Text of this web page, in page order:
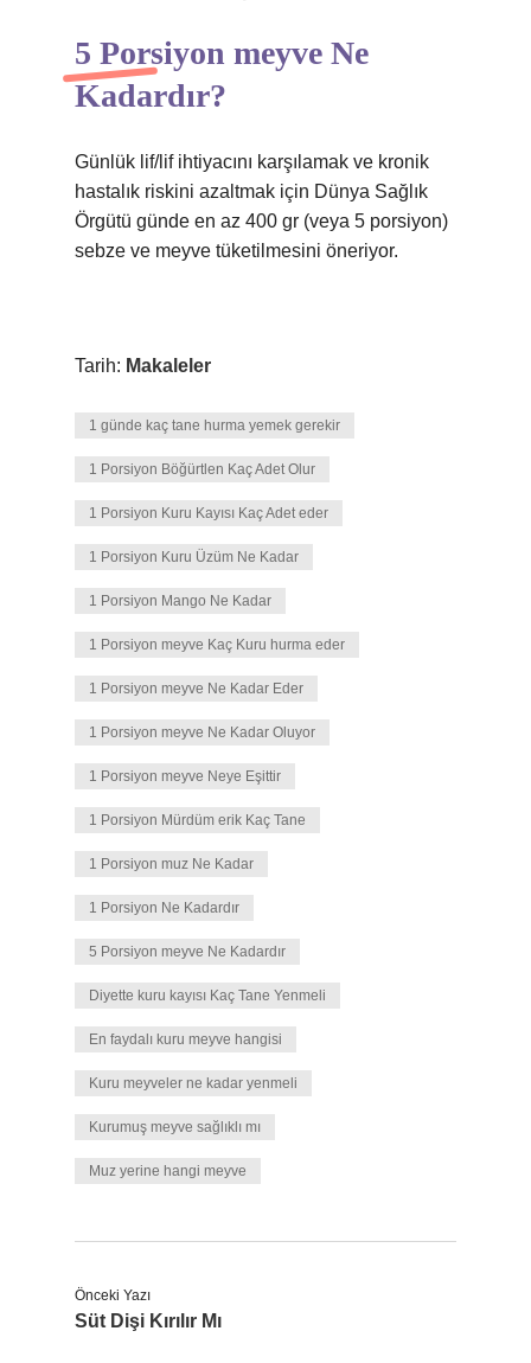
5 Porsiyon meyve Ne
Kadardır?
Günlük lif/lif ihtiyacını karşılamak ve kronik
hastalık riskini azaltmak için Dünya Sağlık
Örgütü günde en az 400 gr (veya 5 porsiyon)
sebze ve meyve tüketilmesini öneriyor.
Tarih: Makaleler
1 günde kaç tane hurma yemek gerekir
1 Porsiyon Böğürtlen Kaç Adet Olur
1 Porsiyon Kuru Kayısı Kaç Adet eder
1 Porsiyon Kuru Üzüm Ne Kadar
1 Porsiyon Mango Ne Kadar
1 Porsiyon meyve Kaç Kuru hurma eder
1 Porsiyon meyve Ne Kadar Eder
1 Porsiyon meyve Ne Kadar Oluyor
1 Porsiyon meyve Neye Eşittir
1 Porsiyon Mürdüm erik Kaç Tane
1 Porsiyon muz Ne Kadar
1 Porsiyon Ne Kadardır
5 Porsiyon meyve Ne Kadardır
Diyette kuru kayısı Kaç Tane Yenmeli
En faydalı kuru meyve hangisi
Kuru meyveler ne kadar yenmeli
Kurumuş meyve sağlıklı mı
Muz yerine hangi meyve
Önceki Yazı
Süt Dişi Kırılır Mı